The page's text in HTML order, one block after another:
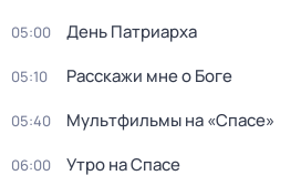
05:00 Дeнь Патриаpха
05:10 Расскажи мне о Боге
05:40 Мультфильмы на «Спасе»
06:00 Утро на Спасе